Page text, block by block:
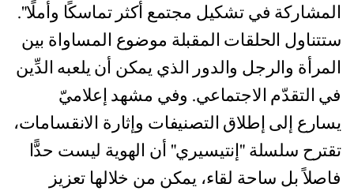
المشاركة في تشكيل مجتمع أكثر تماسكًا وأملًا".
ستتناول الحلقات المقبلة موضوع المساواة بين
المرأة والرجل والدور الذي يمكن أن يلعبه الدِّين
في التقدّم الاجتماعي. وفي مشهد إعلاميّ
يسارع إلى إطلاق التصنيفات وإثارة الانقسامات،
تقترح سلسلة "إنتيسيري" أن الهوية ليست حدًّا
فاصلاً بل ساحة لقاء، يمكن من خلالها تعزيز